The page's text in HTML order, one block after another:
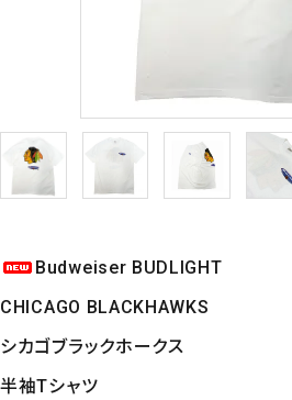
Budweiser BUDLIGHT
CHICAGO BLACKHAWKS
シカゴブラックホークス
半袖Tシャツ